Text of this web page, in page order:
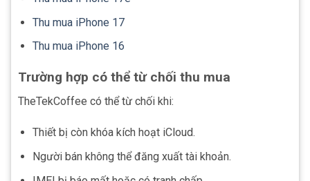
Thu mua iPhone 17
Thu mua iPhone 16
Trường hợp có thể từ chối thu mua
TheTekCoffee có thể từ chối khi:
Thiết bị còn khóa kích hoạt iCloud.
Người bán không thể đăng xuất tài khoản.